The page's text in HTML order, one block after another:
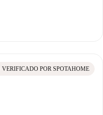
VERIFICADO POR SPOTAHOME